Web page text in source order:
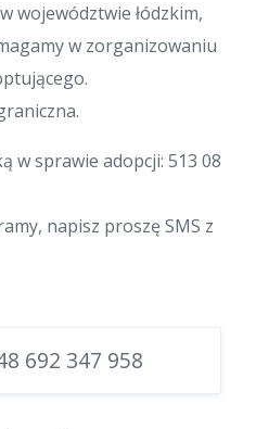
województwie łódzkim,
w zorganizowaniu
w sprawie adopcji: 513 08
napisz proszę SMS z
692 347 958